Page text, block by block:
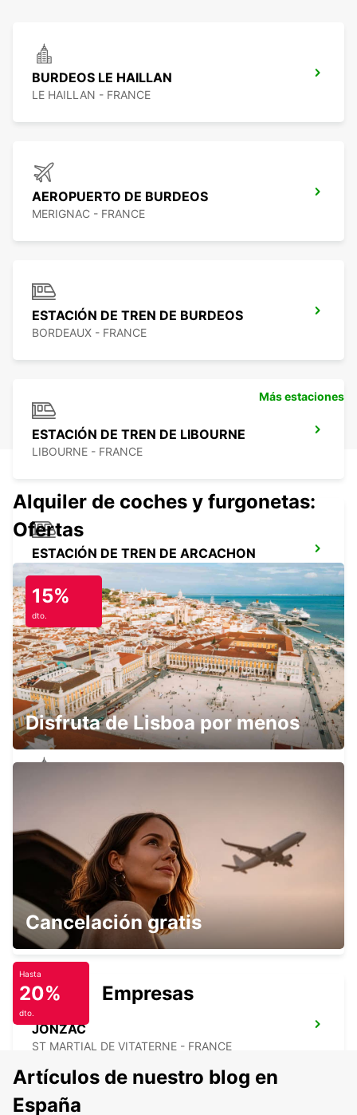
BURDEOS LE HAILLAN
LE HAILLAN - FRANCE
AEROPUERTO DE BURDEOS
MERIGNAC - FRANCE
ESTACIÓN DE TREN DE BURDEOS
BORDEAUX - FRANCE
ESTACIÓN DE TREN DE LIBOURNE
LIBOURNE - FRANCE
ESTACIÓN DE TREN DE ARCACHON
ARCACHON - FRANCE
LANGON
LANGON - FRANCE
BISCARROSSE
BISCARROSSE - FRANCE
JONZAC
ST MARTIAL DE VITATERNE - FRANCE
Más estaciones
Alquiler de coches y furgonetas:
Ofertas
15%
dto.
Disfruta de Lisboa por menos
Cancelación gratis
Hasta
20%
dto.
Empresas
Artículos de nuestro blog en
España